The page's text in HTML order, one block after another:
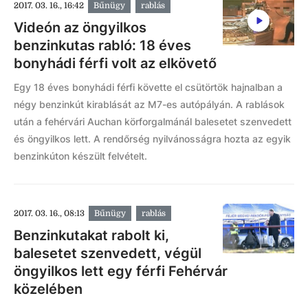
2017. 03. 16., 16:42 Bűnügy rablás
Videón az öngyilkos
benzinkutas rabló: 18 éves
bonyhádi férfi volt az elkövető
Egy 18 éves bonyhádi férfi követte el csütörtök hajnalban a
négy benzinkút kirablását az M7-es autópályán. A rablások
után a fehérvári Auchan körforgalmánál balesetet szenvedett
és öngyilkos lett. A rendőrség nyilvánosságra hozta az egyik
benzinkúton készült felvételt.
2017. 03. 16., 08:13 Bűnügy rablás
Benzinkutakat rabolt ki,
balesetet szenvedett, végül
öngyilkos lett egy férfi Fehérvár
közelében